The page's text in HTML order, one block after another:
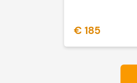
€ 185